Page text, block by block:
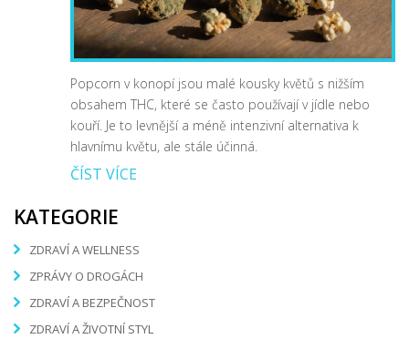
Popcorn v konopí jsou malé kousky květů s nižším
obsahem THC, které se často používají v jídle nebo
kouří. Je to levnější a méně intenzivní alternativa k
hlavnímu květu, ale stále účinná.
ČÍST VÍCE
KATEGORIE
ZDRAVÍ A WELLNESS
ZPRÁVY O DROGÁCH
ZDRAVÍ A BEZPEČNOST
ZDRAVÍ A ŽIVOTNÍ STYL